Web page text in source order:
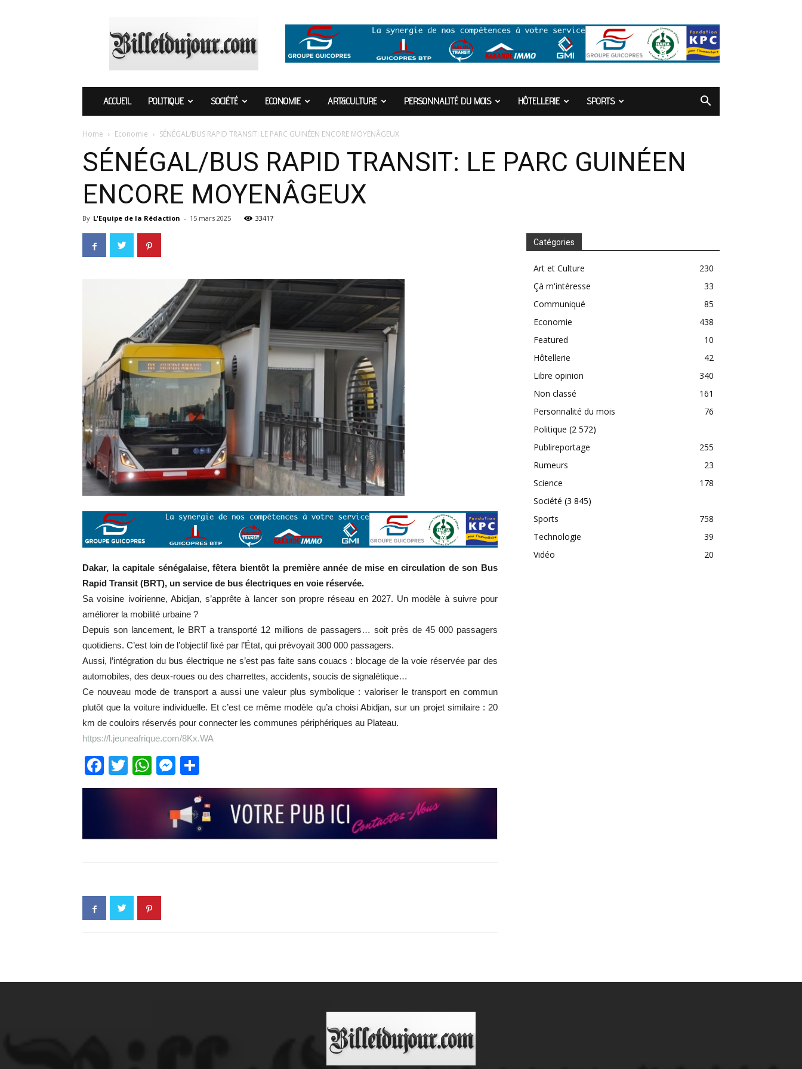
ACCUEIL POLITIQUE SOCIÉTÉ ECONOMIE ART&CULTURE PERSONNALITÉ DU MOIS HÔTELLERIE SPORTS
Home Economie SÉNÉGAL/BUS RAPID TRANSIT: LE PARC GUINÉEN ENCORE MOYENÂGEUX
SÉNÉGAL/BUS RAPID TRANSIT: LE PARC GUINÉEN
ENCORE MOYENÂGEUX
By L'Equipe de la Rédaction - 15 mars 2025 33417
Dakar, la capitale sénégalaise, fêtera bientôt la première année de mise en circulation de son Bus
Rapid Transit (BRT), un service de bus électriques en voie réservée.
Sa voisine ivoirienne, Abidjan, s’apprête à lancer son propre réseau en 2027. Un modèle à suivre pour
améliorer la mobilité urbaine ?
Depuis son lancement, le BRT a transporté 12 millions de passagers… soit près de 45 000 passagers
quotidiens. C’est loin de l’objectif fixé par l’État, qui prévoyait 300 000 passagers.
Aussi, l’intégration du bus électrique ne s’est pas faite sans couacs : blocage de la voie réservée par des
automobiles, des deux-roues ou des charrettes, accidents, soucis de signalétique…
Ce nouveau mode de transport a aussi une valeur plus symbolique : valoriser le transport en commun
plutôt que la voiture individuelle. Et c’est ce même modèle qu’a choisi Abidjan, sur un projet similaire : 20
km de couloirs réservés pour connecter les communes périphériques au Plateau.
https://l.jeuneafrique.com/8Kx.WA
Facebook
TwitterWhatsApp
Messenger
Catégories
Art et Culture
230
Çà m'intéresse
33
Communiqué
85
Economie
438
Featured
10
Hôtellerie
42
Libre opinion
340
Non classé
161
Personnalité du mois
76
Politique (2 572)
Publireportage
255
Rumeurs
23
Science
178
Société (3 845)
Sports
758
Technologie
39
Vidéo
20